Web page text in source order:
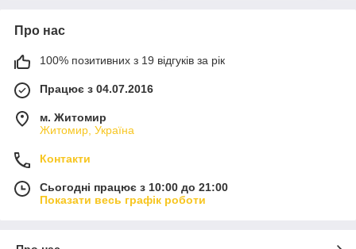
Про нас
100% позитивних з 19 відгуків за рік
Працює з 04.07.2016
м. Житомир
Житомир, Україна
Контакти
Сьогодні працює з 10:00 до 21:00
Показати весь графік роботи